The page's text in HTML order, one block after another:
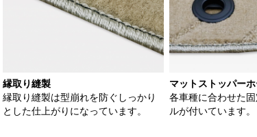
縁取り縫製
縁取り縫製は型崩れを防ぐしっかり
とした仕上がりになっています。
マットストッパー
各車種に合わせた
ルが付いています。